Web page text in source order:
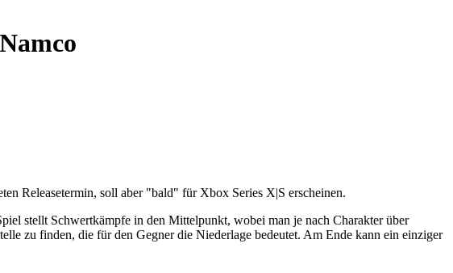
Releasetermin, soll aber "bald" für Xbox Series X|S erscheinen.
stellt Schwertkämpfe in den Mittelpunkt, wobei man je nach Charakter über
zu finden, die für den Gegner die Niederlage bedeutet. Am Ende kann ein einziger